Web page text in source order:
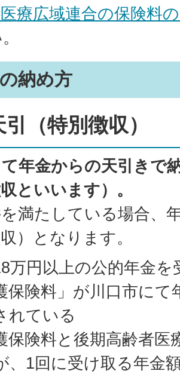
療広域連合の保険料
納め方
（特別徴収）
年金からの天引きで
収といいます）。
満たしている場合、
収）となります。
万円以上の公的年金
保険料」が川口市に
れている
保険料と後期高齢者
、1回に受け取る年金